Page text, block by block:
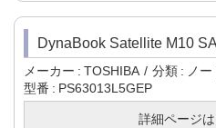
DynaBook Satellite M10
メーカー TOSHIBA 分類
ノ
型番
PS63013L5GEP
詳細ページ